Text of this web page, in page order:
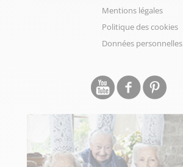
Mentions légales
Politique des cookies
Données personnelles